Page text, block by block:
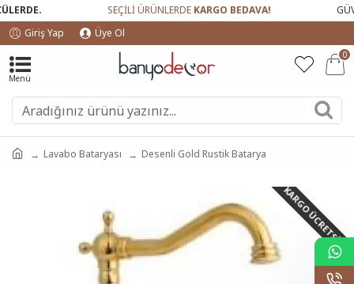
SEÇİLİ ÜRÜNLERDEKARGO BEDAVA!
Giriş Yap
Üye Ol
0
Lavabo Bataryası Desenli Gold Rustik Batarya
KARGO ÜCRETSIZ!